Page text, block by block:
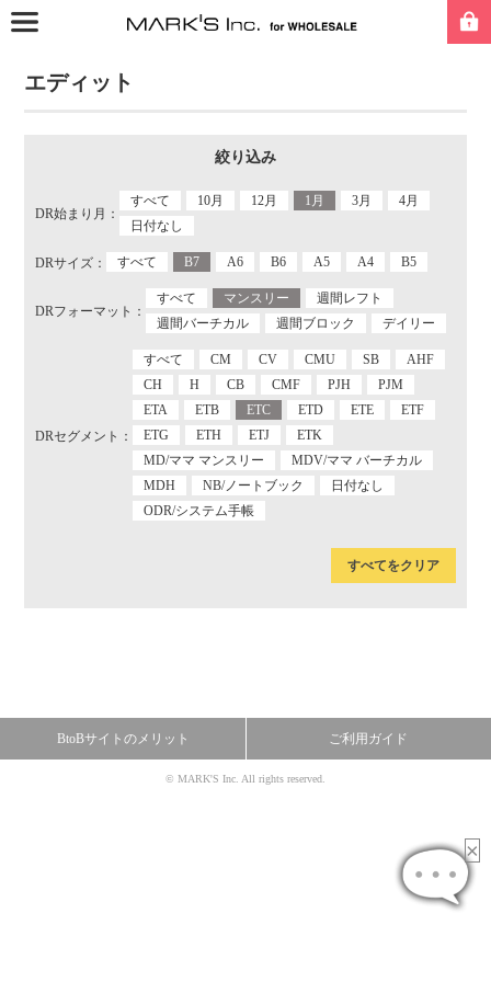
エディット
絞り込み
DR始まり月：
すべて 10月 12月 1月 3月
4月
日付なし
DRサイズ： すべて B7 A6 B6 A5 A4 B5
DRフォーマット：
すべて マンスリー
週間レフト
週間バーチカル
週間ブロック デイリー
DRセグメント：
すべて CM CV CMU SB
AHF
CH
H CB CMF PJH
PJM
ETA
ETB ETC ETD ETE
ETF
ETG
ETH ETJ
ETK
MD/ママ マンスリー
MDV/ママ バーチカル
MDH
NB/ノートブック
日付なし
ODR/システム手帳
すべてをクリア
BtoBサイトのメリット ご利用ガイド
© MARK'S Inc. All rights reserved.